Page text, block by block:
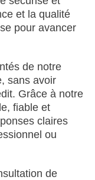
et la qualité
pour avancer
de notre
sans avoir
Grâce à notre
fiable et
claires
ou
de